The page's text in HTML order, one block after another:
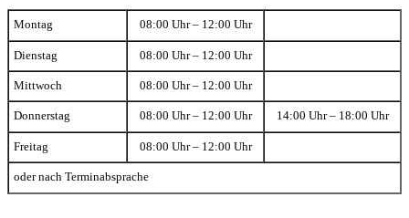
Montag 08:00 Uhr – 12:00 Uhr
Dienstag 08:00 Uhr – 12:00 Uhr
Mittwoch 08:00 Uhr – 12:00 Uhr
Donnerstag 08:00 Uhr – 12:00 Uhr 14:00 Uhr – 18:00 Uhr
Freitag 08:00 Uhr – 12:00 Uhr
oder nach Terminabsprache